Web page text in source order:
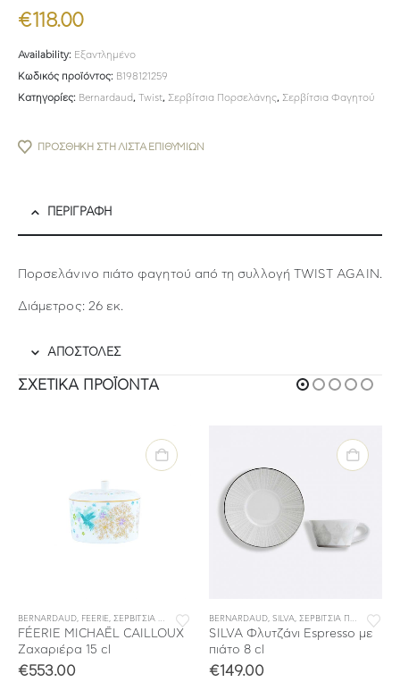
€118.00
Availability: Εξαντλημένο
Κωδικός προϊόντος: B198121259
Κατηγορίες: Bernardaud, Twist, Σερβίτσια Πορσελάνης, Σερβίτσια Φαγητού
ΠΡΟΣΘΉΚΗ ΣΤΗ ΛΊΣΤΑ ΕΠΙΘΥΜΙΏΝ
ΠΕΡΙΓΡΑΦΉ
Πορσελάνινο πιάτο φαγητού από τη συλλογή TWIST AGAIN.
Διάμετρος: 26 εκ.
ΑΠΟΣΤΟΛΕΣ
ΣΧΕΤΙΚΆ ΠΡΟΪΌΝΤΑ
,ΣΕΡΒΙΤΣΙΑ ΦΑΓΗΤΟΥ
BERNARDAUD, FEERIE, ΣΕΡΒΙΤΣΙΑ ΠΟΡΣΕΛΑΝΗΣ ,ΣΕΡΒΙΤΣΙΑ ΦΑΓΗΤΟΥ
FÉERIE MICHAËL CAILLOUX
Ζαχαριέρα 15 cl
€553.00
BERNARDAUD, SILVA, ΣΕΡΒΙΤΣΙΑ ΠΟΡΣΕΛΑΝΗΣ
SILVA Φλυτζάνι Espresso με
πιάτο 8 cl
€149.00